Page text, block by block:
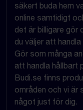
säkert buda hem
online samtidigt
det är billigare gör
du väljer att
Gör som många
att handla hållbart
Budi.se finns
områden och vi är
något just för dig.